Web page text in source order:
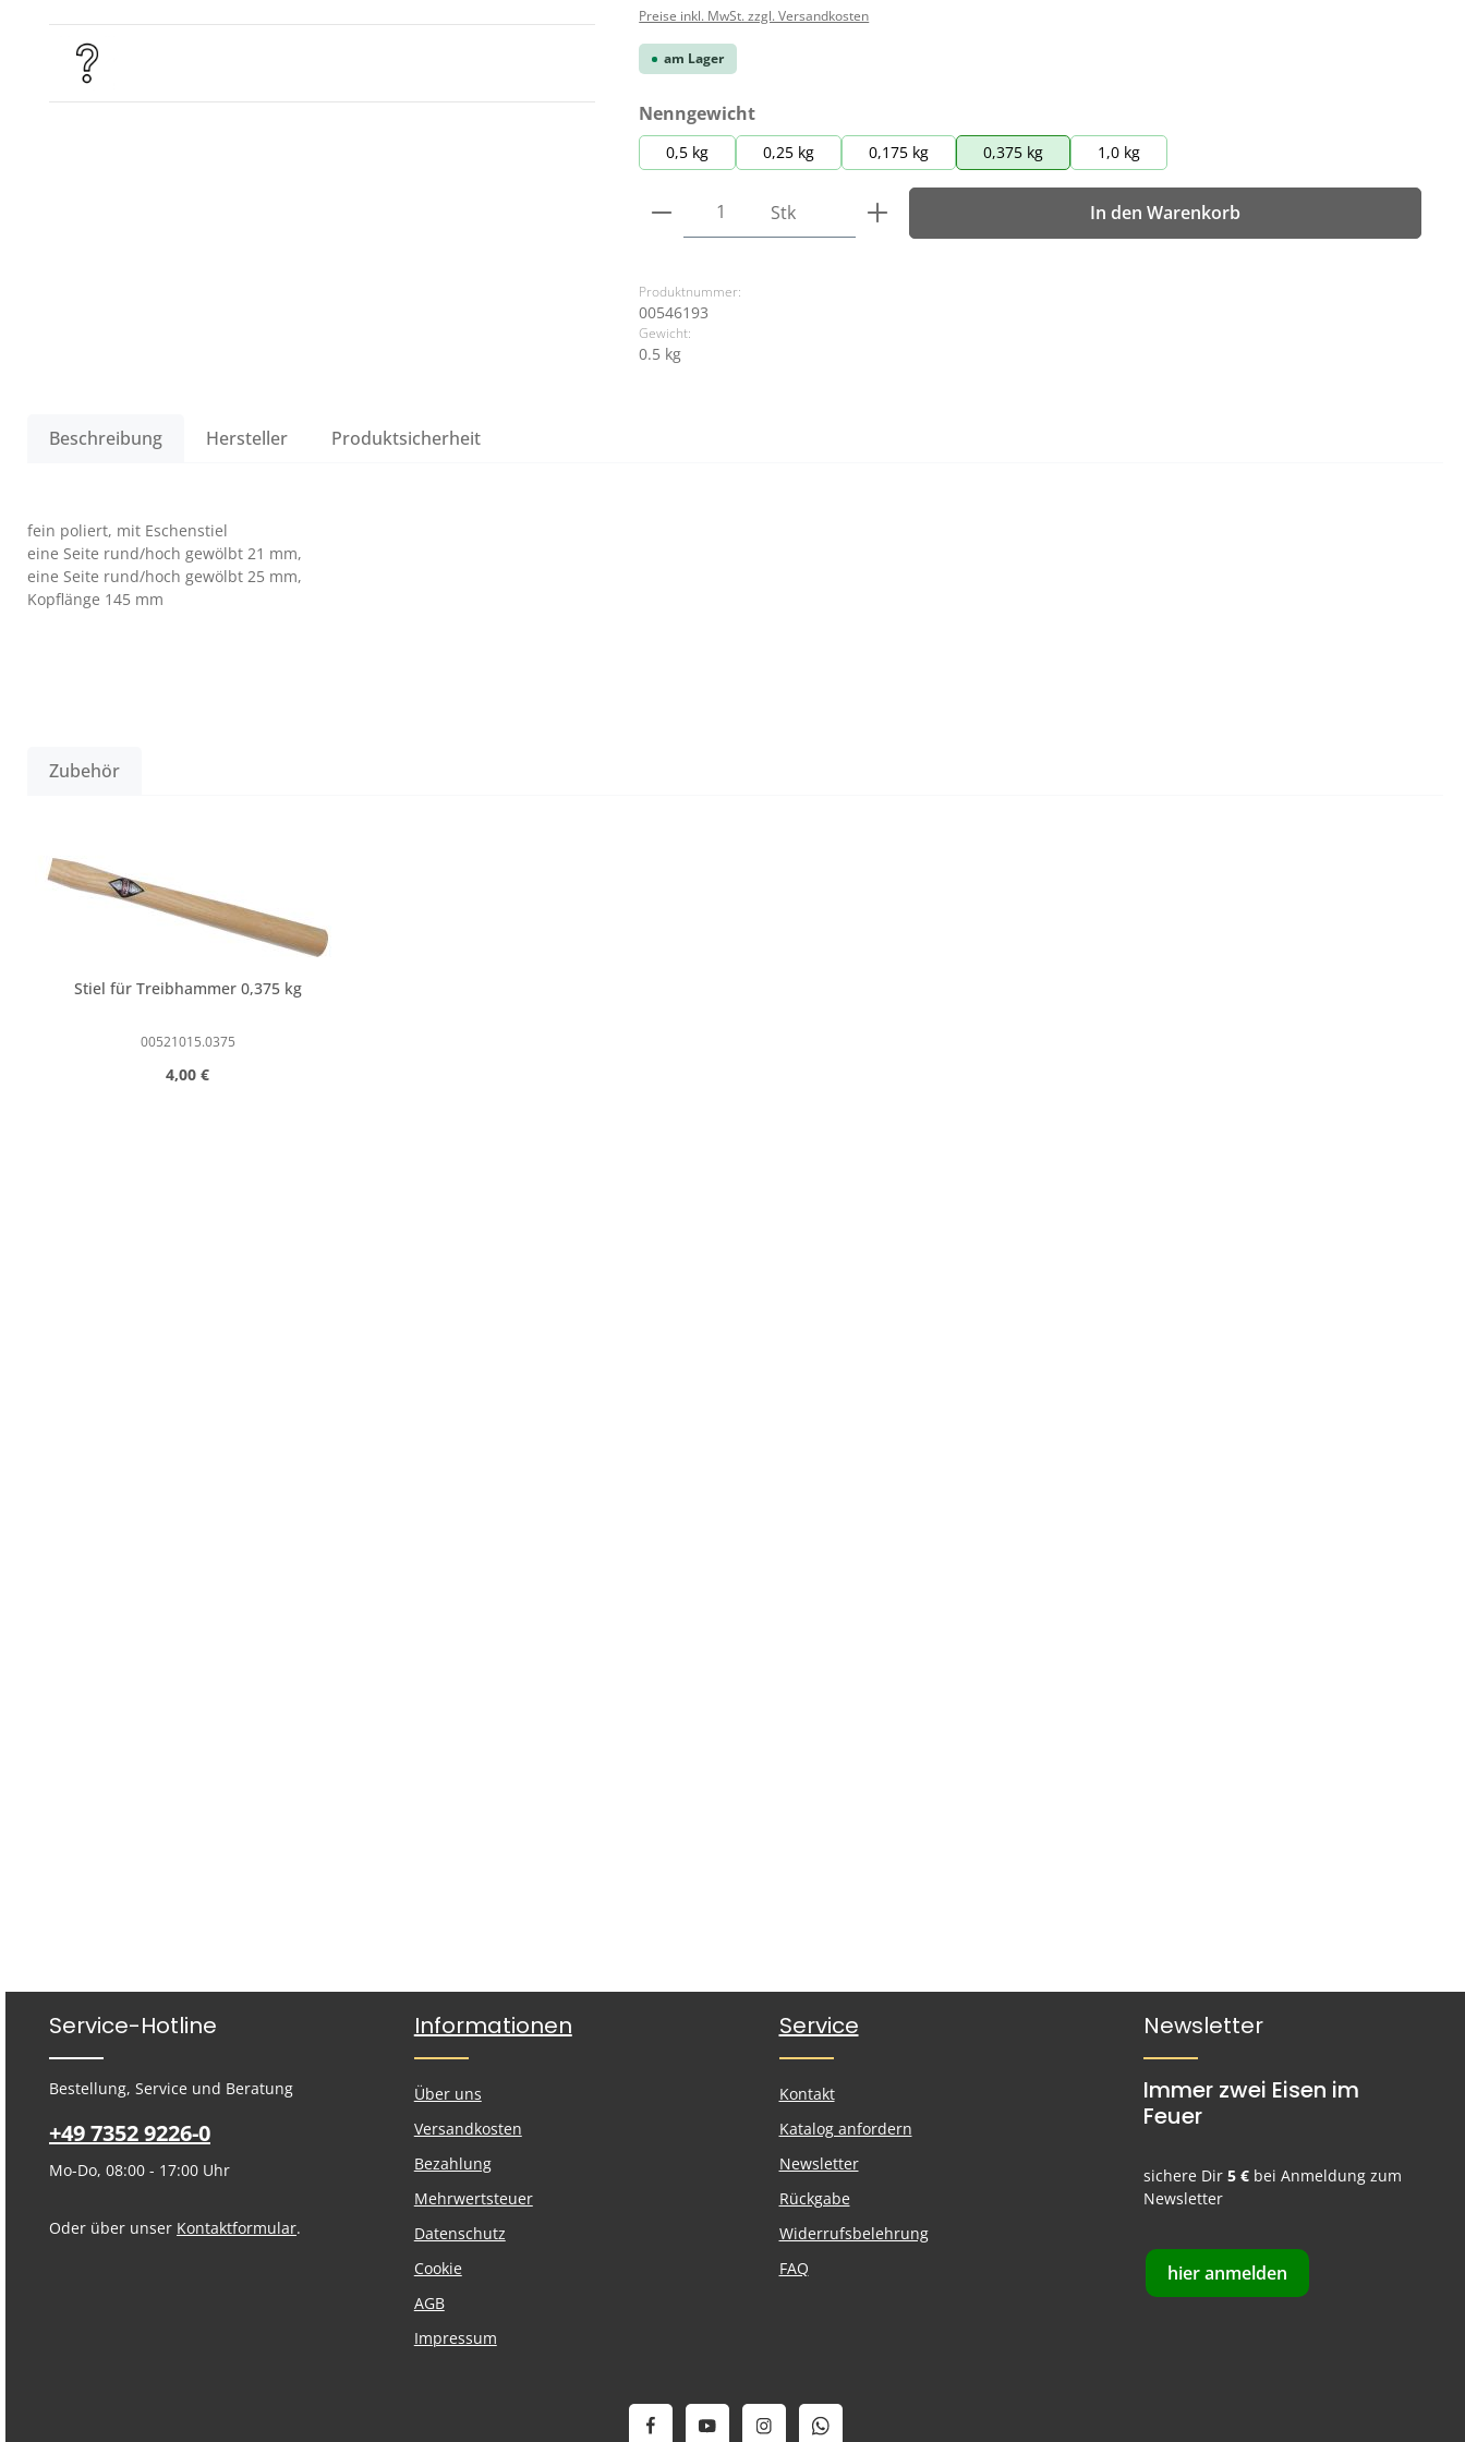
Preise inkl. MwSt. zzgl. Versandkosten
am Lager
Nenngewichtauswählen
0,5 kg 0,25 kg 0,175 kg 0,375 kg 1,0 kg
Produkt Anzahl: Gib den gewünschten Wert ein oder benutze die
Stk In den Warenkorb
Produktnummer:
00546193
Gewicht:
0.5 kg
Beschreibung Hersteller Produktsicherheit
fein poliert, mit Eschenstiel
eine Seite rund/hoch gewölbt 21 mm,
eine Seite rund/hoch gewölbt 25 mm,
Kopflänge 145 mm
Zubehör
Stiel für Treibhammer 0,375 kg
00521015.0375
Regulärer Preis:
4,00 €
Service-Hotline
Bestellung, Service und Beratung
+49 7352 9226-0
Mo-Do, 08:00 - 17:00 Uhr
Oder über unser Kontaktformular.
Informationen
Über uns
Versandkosten
Bezahlung
Mehrwertsteuer
Datenschutz
Cookie
AGB
Impressum
Service
Kontakt
Katalog anfordern
Newsletter
Rückgabe
Widerrufsbelehrung
FAQ
Newsletter
Immer zwei Eisen im
Feuer
sichere Dir5 € bei Anmeldung zum
Newsletter
hier anmelden